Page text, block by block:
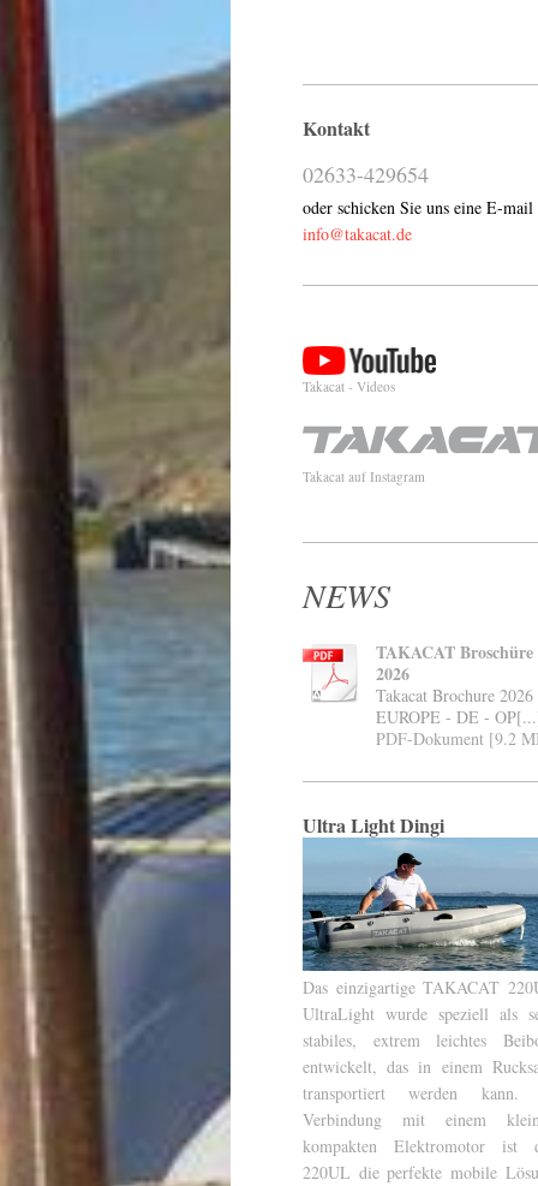
Kontakt
02633-429654
oder schicken Sie uns eine E-mail
info@takacat.de
Takacat - Videos
Takacat auf Instagram
NEWS
TAKACAT Broschüre
2026
Takacat Brochure 2026
EUROPE - DE -
PDF-Dokument [9.2
Ultra Light Dingi
Das einzigartige TAKACAT
UltraLight wurde speziell als
stabiles, extrem leichtes
entwickelt, das in einem
transportiert werden kann.
Verbindung mit einem
kompakten Elektromotor ist
220UL die perfekte mobile